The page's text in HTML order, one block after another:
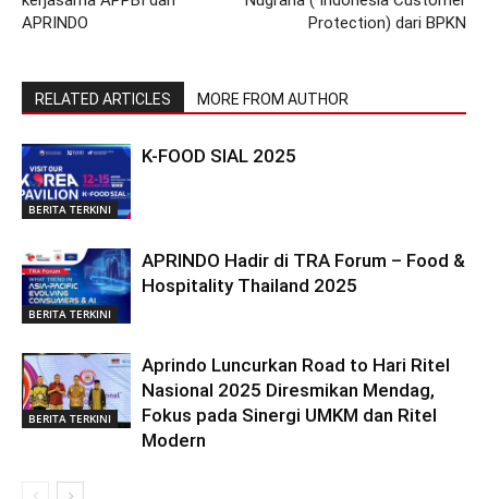
APRINDO
Protection) dari BPKN
RELATED ARTICLES MORE FROM AUTHOR
BERITA TERKINI
K-FOOD SIAL 2025
BERITA TERKINI
APRINDO Hadir di TRA Forum – Food &
Hospitality Thailand 2025
BERITA TERKINI
Aprindo Luncurkan Road to Hari Ritel
Nasional 2025 Diresmikan Mendag,
Fokus pada Sinergi UMKM dan Ritel
Modern